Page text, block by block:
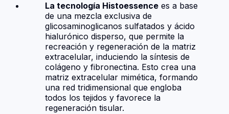
La tecnología Histoessence es a base
de una mezcla exclusiva de
glicosaminoglicanos sulfatados y ácido
hialurónico disperso, que permite la
recreación y regeneración de la matriz
extracelular, induciendo la síntesis de
colágeno y fibronectina. Esto crea una
matriz extracelular mimética, formando
una red tridimensional que engloba
todos los tejidos y favorece la
regeneración tisular.